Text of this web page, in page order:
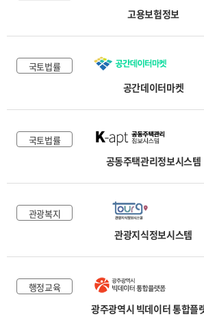
고용보험정보
국토법률
공간데이터마켓
국토법률
공동주택관리정보시스템
관광복지
관광지식정보시스템
행정교육
광주광역시 빅데이터 통합플